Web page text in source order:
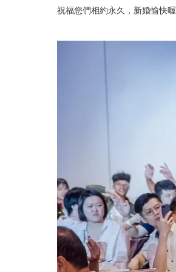
祝福您們相約永久，新婚愉快